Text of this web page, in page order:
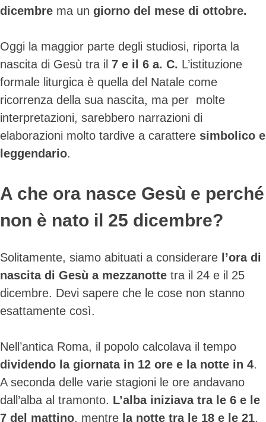
dicembre ma un giorno del mese di ottobre.
Oggi la maggior parte degli studiosi, riporta la
nascita di Gesù tra il 7 e il 6 a. C. L’istituzione
formale liturgica è quella del Natale come
ricorrenza della sua nascita, ma per molte
interpretazioni, sarebbero narrazioni di
elaborazioni molto tardive a carattere simbolico e
leggendario.
A che ora nasce Gesù e perché
non è nato il 25 dicembre?
Solitamente, siamo abituati a considerare l’ora di
nascita di Gesù a mezzanotte tra il 24 e il 25
dicembre. Devi sapere che le cose non stanno
esattamente così.
Nell’antica Roma, il popolo calcolava il tempo
dividendo la giornata in 12 ore e la notte in 4.
A seconda delle varie stagioni le ore andavano
dall’alba al tramonto. L’alba iniziava tra le 6 e le
7 del mattino, mentre la notte tra le 18 e le 21.